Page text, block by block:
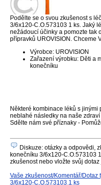
Podělte se o svou zkušenost s
3/6x120-C.O.573103 1 ks. Jaký
nežádoucí účinky a pomozte tak
přípravků UROVISION. Chceme
Výrobce: UROVISION
Zařazení výrobku: Děti a
konečníku
Některé kombinace léků s jinými
neblahé následky na naše
Sdělte nám své příznaky -
Diskuze: otázky a odpovědi,
konečníku 3/6x120-C.O.573103
zkušenost nebo vložte svůj
Vaše zkušenost/Komentář/Dotaz
3/6x120-C.O.573103 1 ks